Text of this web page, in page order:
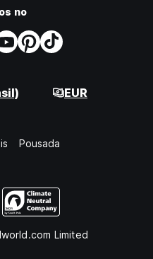
no
EUR
Pousada
Limited